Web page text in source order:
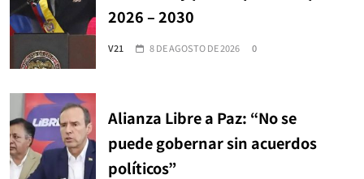
2026 – 2030
V21 8 DE AGOSTO DE 2026 0
Alianza Libre a Paz: “No se
puede gobernar sin acuerdos
políticos”